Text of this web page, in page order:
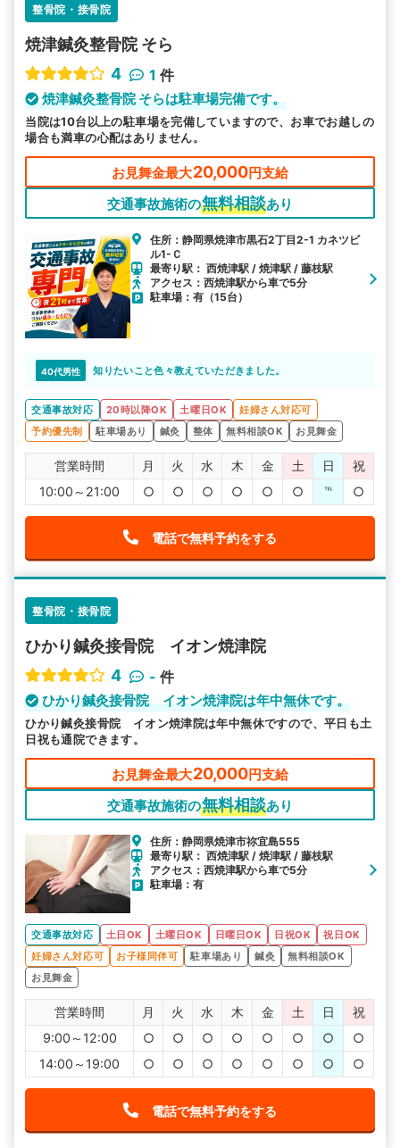
整骨院・接骨院
焼津鍼灸整骨院 そら
4
1 件
焼津鍼灸整骨院 そらは駐車場完備です。
当院は10台以上の駐車場を完備していますので、お車でお越しの
場合も満車の心配はありません。
お見舞金最大20,000円支給
交通事故施術の無料相談あり
住所：静岡県焼津市黒石2丁目2-1 カネツビ
ル1-Ｃ
最寄り駅： 西焼津駅 / 焼津駅 / 藤枝駅
アクセス：西焼津駅から車で5分
駐車場：有（15台）
40代男性 知りたいこと色々教えていただきました。
交通事故対応 20時以降OK 土曜日OK
妊婦さん対応可
予約優先制
駐車場あり 鍼灸 整体 無料相談OK お見舞金
営業時間 月 火 水 木 金 土 日
祝
10:00～21:00
○ ○ ○ ○ ○ ○ ℡ ○
電話で無料予約をする
整骨院・接骨院
ひかり鍼灸接骨院 イオン焼津院
4
- 件
ひかり鍼灸接骨院 イオン焼津院は年中無休です。
ひかり鍼灸接骨院 イオン焼津院は年中無休ですので、平日も土
日祝も通院できます。
お見舞金最大20,000円支給
交通事故施術の無料相談あり
住所：静岡県焼津市祢宜島555
最寄り駅： 西焼津駅 / 焼津駅 / 藤枝駅
アクセス：西焼津駅から車で5分
駐車場：有
交通事故対応 土日OK 土曜日OK 日曜日OK 日祝OK
祝日OK
妊婦さん対応可
お子様同伴可 駐車場あり 鍼灸
無料相談OK
お見舞金
営業時間 月 火 水 木 金 土 日
祝
9:00～12:00
○ ○ ○ ○ ○ ○ ○
○
14:00～19:00
○ ○ ○ ○ ○ ○ ○ ○
電話で無料予約をする